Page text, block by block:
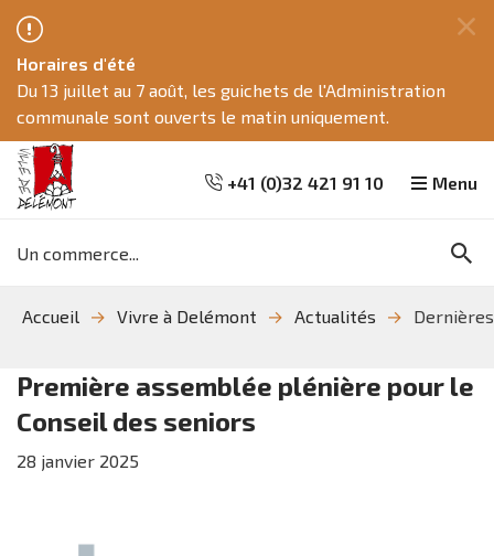
recherche
navigation
Horaires d'été
Du 13 juillet au 7 août, les guichets de l'Administration
communale sont ouverts le matin uniquement.
+41 (0)32 421 91 10
clés
Menu
Accueil Vivre à Delémont Actualités
Première assemblée plénière pour le
Conseil des seniors
28 janvier 2025